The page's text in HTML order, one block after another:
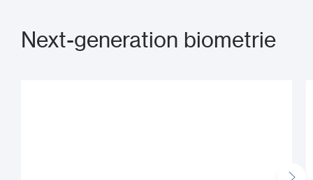
Next-generation biometrie